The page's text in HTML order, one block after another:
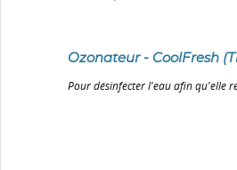
Ozonateur - CoolFresh
Pour désinfecter l'eau afin qu'elle